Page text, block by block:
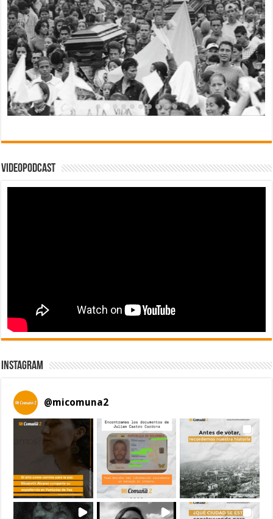
Videopodcast
Instagram
@micomuna2